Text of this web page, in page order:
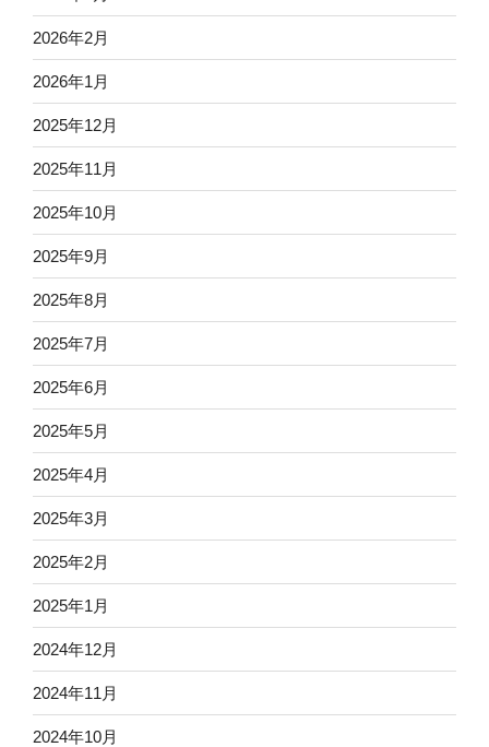
2026年2月
2026年1月
2025年12月
2025年11月
2025年10月
2025年9月
2025年8月
2025年7月
2025年6月
2025年5月
2025年4月
2025年3月
2025年2月
2025年1月
2024年12月
2024年11月
2024年10月